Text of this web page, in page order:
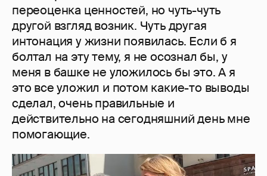
переоценка ценностей, но чуть-чуть
другой взгляд возник. Чуть другая
интонация у жизни появилась. Если б я
болтал на эту тему, я не осознал бы, у
меня в башке не уложилось бы это. А я
это все уложил и потом какие-то выводы
сделал, очень правильные и
действительно на сегодняшний день мне
помогающие.